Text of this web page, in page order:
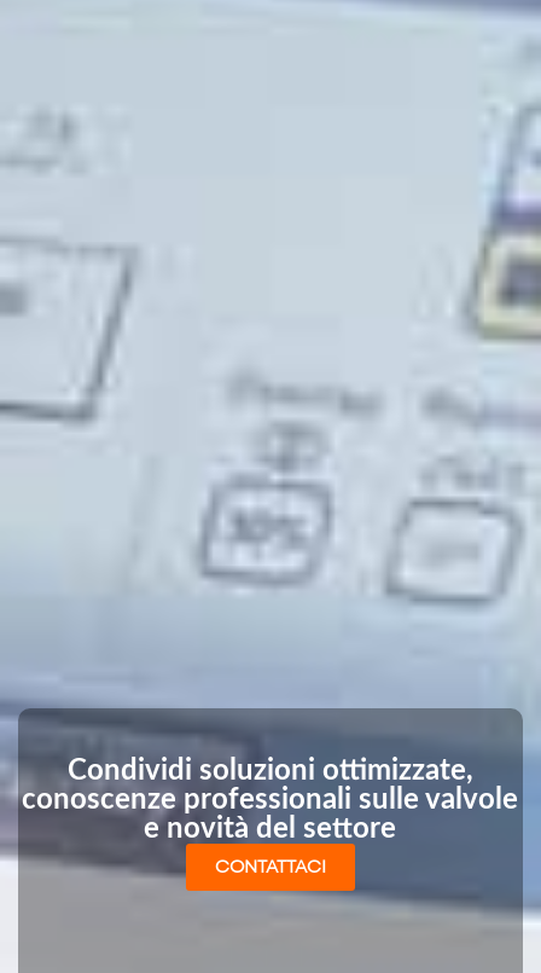
Condividi soluzioni ottimizzate,
conoscenze professionali sulle valvole
e novità del settore
CONTATTACI